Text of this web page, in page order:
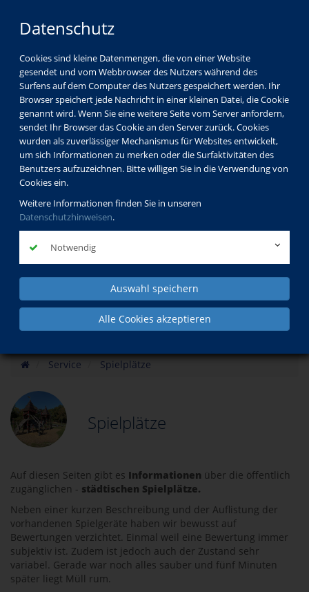
Datenschutz
Cookies sind kleine Datenmengen, die von einer Website
gesendet und vom Webbrowser des Nutzers während des
Surfens auf dem Computer des Nutzers gespeichert werden. Ihr
Browser speichert jede Nachricht in einer kleinen Datei, die Cookie
genannt wird. Wenn Sie eine weitere Seite vom Server anfordern,
sendet Ihr Browser das Cookie an den Server zurück. Cookies
wurden als zuverlässiger Mechanismus für Websites entwickelt,
um sich Informationen zu merken oder die Surfaktivitäten des
Benutzers aufzuzeichnen. Bitte willigen Sie in die Verwendung von
Cookies ein.
Weitere Informationen finden Sie in unseren
Datenschutzhinweisen.
Notwendig
Auswahl speichern
Alle Cookies akzeptieren
Kinder
Jugendliche
Familien
Schul- und Jugendsozialarbeit
Service Spielplätze
Spielplätze
Auf diesen Seiten gibt es Informationen über die öffentlich
zugänglichen - städtischen Spielplätze.
Neben einer kurzen Beschreibung und der Auflistung der
vorhandenen Spielgeräte haben wir bewusst auf
Bewertungen verzichtet. Einmal weil eine Bewertung immer
subjektiv ist. Zudem ist jedoch auch der Zustand sehr
variabel. Gerade war noch alles sauber und fünf Minuten
später liegt Müll rum.